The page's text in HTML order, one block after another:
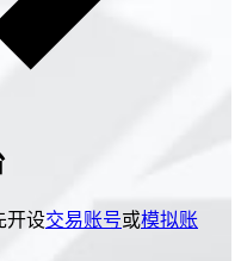
开设交易账号或模拟账